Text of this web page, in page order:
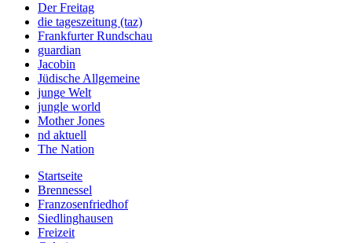
Der Freitag
die tageszeitung (taz)
Frankfurter Rundschau
guardian
Jacobin
Jüdische Allgemeine
junge Welt
jungle world
Mother Jones
nd aktuell
The Nation
Startseite
Brennessel
Franzosenfriedhof
Siedlinghausen
Freizeit